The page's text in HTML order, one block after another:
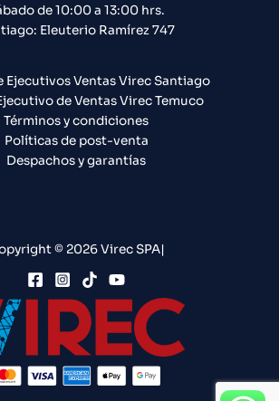
de 10:00 a 13:00 hrs.
Eleuterio Ramírez 747​
Ejecutivos Ventas Virec Santiago
de Ventas Virec Temuco
Términos y condiciones
Políticas de post-venta
Despachos y garantías
© 2026 Virec SPA|